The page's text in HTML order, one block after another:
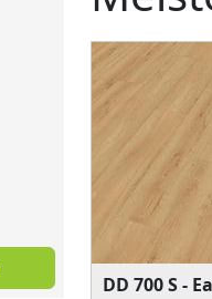
DD 700 S -